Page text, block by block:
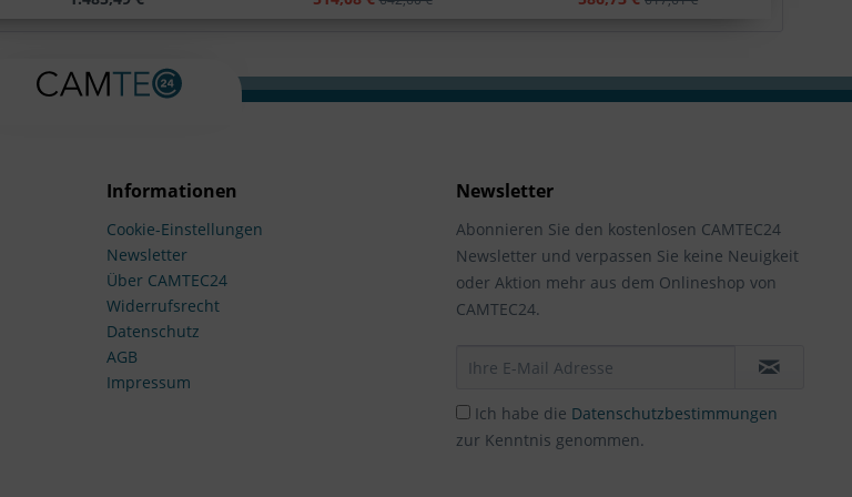
Informationen
Cookie-Einstellungen
Newsletter
Über CAMTEC24
Widerrufsrecht
Datenschutz
AGB
Impressum
Newsletter
Abonnieren Sie den kostenlosen CAMTEC24
Newsletter und verpassen Sie keine Neuigkeit
oder Aktion mehr aus dem Onlineshop von
CAMTEC24.
Ich habe die Datenschutzbestimmungen
zur Kenntnis genommen.